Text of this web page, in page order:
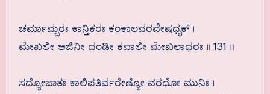
ಚರ್ಮಾಮ್ಬರಃ ಕಾನ್ತಿಕರಃ ಕಂಕಾಲವರವೇಷಧೃಕ್ ।
ಮೇಖಲೀ ಅಜಿನೀ ದಂಡೀ ಕಪಾಲೀ ಮೇಖಲಾಧರಃ ॥ 131 ॥
ಸದ್ಯೋಜಾತಃ ಕಾಲಿಪತಿರ್ವರೇಣ್ಯೋ ವರದೋ ಮುನಿಃ ।